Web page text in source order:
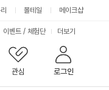
몰테일 메이크샵
관심 로그인
이벤트 / 체험단 서
비
스
더보기